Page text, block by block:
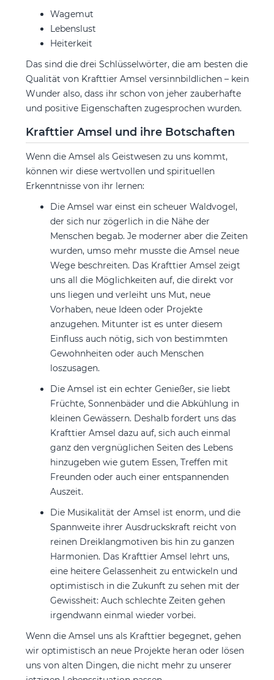
Wagemut
Lebenslust
Heiterkeit
Das sind die drei Schlüsselwörter, die am besten die
Qualität von Krafttier Amsel versinnbildlichen – kein
Wunder also, dass ihr schon von jeher zauberhafte
und positive Eigenschaften zugesprochen wurden.
Krafttier Amsel und ihre Botschaften
Wenn die Amsel als Geistwesen zu uns kommt,
können wir diese wertvollen und spirituellen
Erkenntnisse von ihr lernen:
Die Amsel war einst ein scheuer Waldvogel,
der sich nur zögerlich in die Nähe der
Menschen begab. Je moderner aber die Zeiten
wurden, umso mehr musste die Amsel neue
Wege beschreiten. Das Krafttier Amsel zeigt
uns all die Möglichkeiten auf, die direkt vor
uns liegen und verleiht uns Mut, neue
Vorhaben, neue Ideen oder Projekte
anzugehen. Mitunter ist es unter diesem
Einfluss auch nötig, sich von bestimmten
Gewohnheiten oder auch Menschen
loszusagen.
Die Amsel ist ein echter Genießer, sie liebt
Früchte, Sonnenbäder und die Abkühlung in
kleinen Gewässern. Deshalb fordert uns das
Krafttier Amsel dazu auf, sich auch einmal
ganz den vergnüglichen Seiten des Lebens
hinzugeben wie gutem Essen, Treffen mit
Freunden oder auch einer entspannenden
Auszeit.
Die Musikalität der Amsel ist enorm, und die
Spannweite ihrer Ausdruckskraft reicht von
reinen Dreiklangmotiven bis hin zu ganzen
Harmonien. Das Krafttier Amsel lehrt uns,
eine heitere Gelassenheit zu entwickeln und
optimistisch in die Zukunft zu sehen mit der
Gewissheit: Auch schlechte Zeiten gehen
irgendwann einmal wieder vorbei.
Wenn die Amsel uns als Krafttier begegnet, gehen
wir optimistisch an neue Projekte heran oder lösen
uns von alten Dingen, die nicht mehr zu unserer